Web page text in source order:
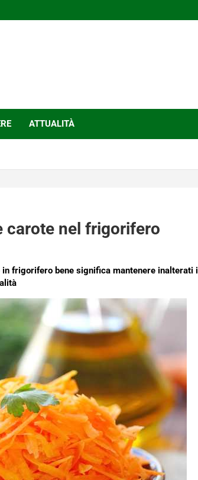
ATTUALITÀ
carote nel frigorifero
frigorifero bene significa mantenere inalterati i